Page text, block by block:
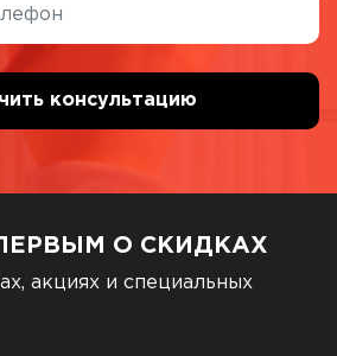
О СКИДКАХ
акциях и специальных